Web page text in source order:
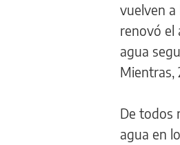
vuelven a
renovó el
agua
Mientras,
De todos
agua en